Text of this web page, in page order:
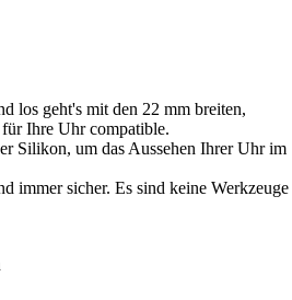
los geht's mit den 22 mm breiten,
Ihre Uhr compatible.
Silikon, um das Aussehen Ihrer Uhr im
immer sicher. Es sind keine Werkzeuge